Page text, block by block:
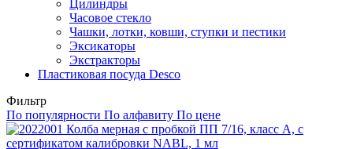
Цилиндры
Часовое стекло
Чашки, лотки, ковши, ступки и пестики
Эксикаторы
Экстракторы
Пластиковая посуда Desco
Фильтр
По популярности По алфавиту По цене